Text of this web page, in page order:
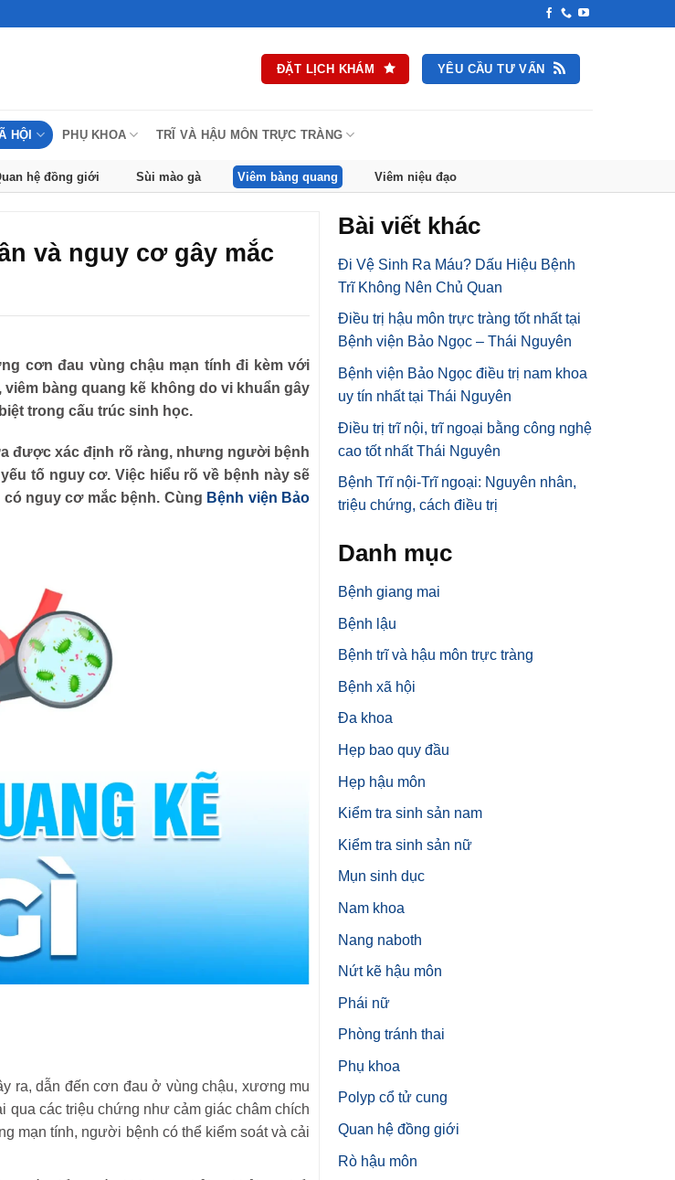
ĐẶT LỊCH KHÁM YÊU CẦU TƯ VẤN
HỘI PHỤ KHOA TRĨ VÀ HẬU MÔN TRỰC TRÀNG
hệ đồng giới Sùi mào gà Viêm bàng quang Viêm niệu đạo
và nguy cơ gây mắc
cơn đau vùng chậu mạn tính đi kèm với
bàng quang kẽ không do vi khuẩn gây
trong cấu trúc sinh học.
được xác định rõ ràng, nhưng người bệnh
tố nguy cơ. Việc hiểu rõ về bệnh này sẽ
nguy cơ mắc bệnh. Cùng Bệnh viện Bảo
ra, dẫn đến cơn đau ở vùng chậu, xương mu
qua các triệu chứng như cảm giác châm chích
mạn tính, người bệnh có thể kiểm soát và cải
Bài viết khác
Đi Vệ Sinh Ra Máu? Dấu Hiệu Bệnh
Trĩ Không Nên Chủ Quan
Điều trị hậu môn trực tràng tốt nhất tại
Bệnh viện Bảo Ngọc – Thái Nguyên
Bệnh viện Bảo Ngọc điều trị nam khoa
uy tín nhất tại Thái Nguyên
Điều trị trĩ nội, trĩ ngoại bằng công nghệ
cao tốt nhất Thái Nguyên
Bệnh Trĩ nội-Trĩ ngoại: Nguyên nhân,
triệu chứng, cách điều trị
Danh mục
Bệnh giang mai
Bệnh lậu
Bệnh trĩ và hậu môn trực tràng
Bệnh xã hội
Đa khoa
Hẹp bao quy đầu
Hẹp hậu môn
Kiểm tra sinh sản nam
Kiểm tra sinh sản nữ
Mụn sinh dục
Nam khoa
Nang naboth
Nứt kẽ hậu môn
Phái nữ
Phòng tránh thai
Phụ khoa
Polyp cổ tử cung
Quan hệ đồng giới
Rò hậu môn